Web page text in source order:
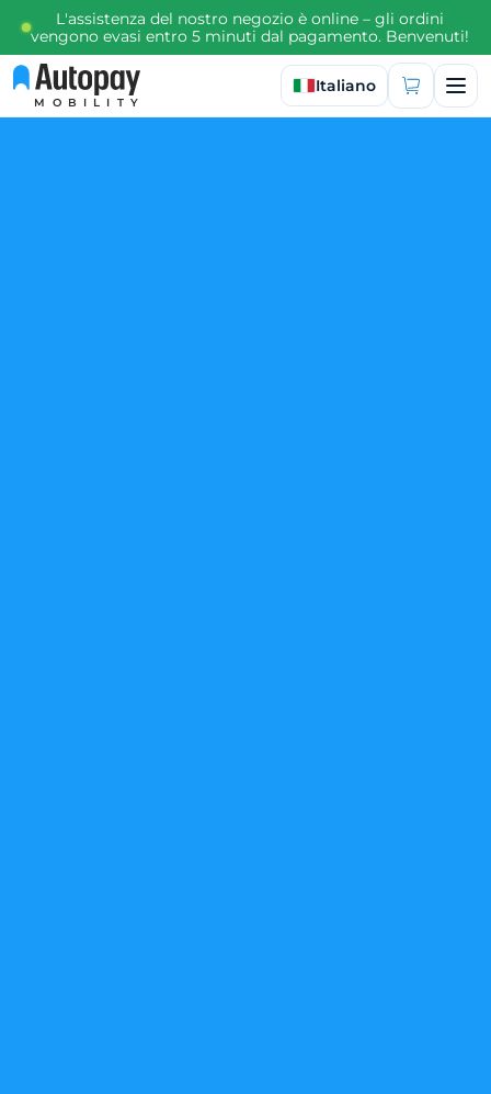
L'assistenza del nostro negozio è online – gli ordini
vengono evasi entro 5 minuti dal pagamento. Benvenuti!
MOBILITY
Seleziona lingua
Italiano